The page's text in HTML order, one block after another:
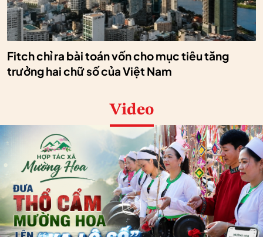
Fitch chỉ ra bài toán vốn cho mục tiêu tăng
trưởng hai chữ số của Việt Nam
Video